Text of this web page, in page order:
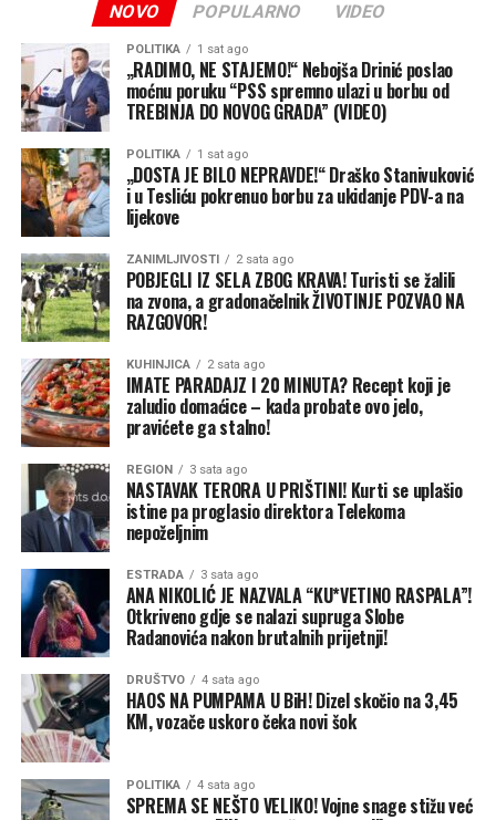
utvrđivanja svih okolnosti događaja”, navode u
tužilaštvu.
NOVO POPULARNO VIDEO
POLITIKA 1 sat ago
„RADIMO, NE STAJEMO!“ Nebojša Drinić poslao
moćnu poruku “PSS spremno ulazi u borbu od
TREBINJA DO NOVOG GRADA” (VIDEO)
POLITIKA 1 sat ago
„DOSTA JE BILO NEPRAVDE!“ Draško Stanivuković
i u Tesliću pokrenuo borbu za ukidanje PDV-a na
lijekove
ZANIMLJIVOSTI 2 sata ago
POBJEGLI IZ SELA ZBOG KRAVA! Turisti se žalili
na zvona, a gradonačelnik ŽIVOTINJE POZVAO NA
RAZGOVOR!
KUHINJICA 2 sata ago
IMATE PARADAJZ I 20 MINUTA? Recept koji je
zaludio domaćice – kada probate ovo jelo,
pravićete ga stalno!
REGION 3 sata ago
NASTAVAK TERORA U PRIŠTINI! Kurti se uplašio
istine pa proglasio direktora Telekoma
nepoželjnim
ESTRADA 3 sata ago
ANA NIKOLIĆ JE NAZVALA “KU*VETINO RASPALA”!
Otkriveno gdje se nalazi supruga Slobe
Radanovića nakon brutalnih prijetnji!
DRUŠTVO 4 sata ago
HAOS NA PUMPAMA U BiH! Dizel skočio na 3,45
KM, vozače uskoro čeka novi šok
POLITIKA 4 sata ago
SPREMA SE NEŠTO VELIKO! Vojne snage stižu već